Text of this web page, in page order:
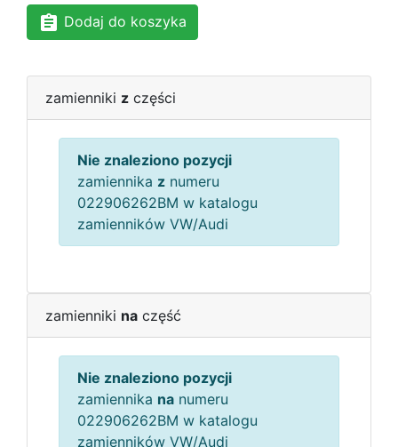
Dodaj do koszyka
zamienniki z części
Nie znaleziono pozycji
zamiennika z numeru
022906262BM w katalogu
zamienników VW/Audi
zamienniki na część
Nie znaleziono pozycji
zamiennika na numeru
022906262BM w katalogu
zamienników VW/Audi